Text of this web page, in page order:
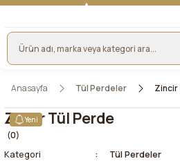
Anasayfa Tül Perdeler Zincir
Yeni
Zincir Tül Perde
(0)
Kategori
Tül Perdeler